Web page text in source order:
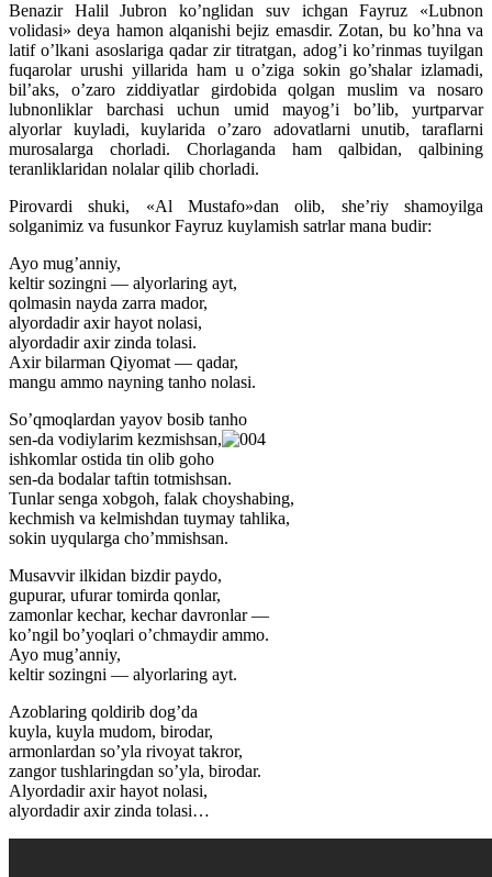
Benazir Halil Jubron ko’nglidan suv ichgan Fayruz «Lubnon
volidasi» deya hamon alqanishi bejiz emasdir. Zotan, bu ko’hna va
latif o’lkani asoslariga qadar zir titratgan, adog’i ko’rinmas tuyilgan
fuqarolar urushi yillarida ham u o’ziga sokin go’shalar izlamadi,
bil’aks, o’zaro ziddiyatlar girdobida qolgan muslim va nosaro
lubnonliklar barchasi uchun umid mayog’i bo’lib, yurtparvar
alyorlar kuyladi, kuylarida o’zaro adovatlarni unutib, taraflarni
murosalarga chorladi. Chorlaganda ham qalbidan, qalbining
teranliklaridan nolalar qilib chorladi.
Pirovardi shuki, «Al Mustafo»dan olib, she’riy shamoyilga
solganimiz va fusunkor Fayruz kuylamish satrlar mana budir:
Ayo mug’anniy,
keltir sozingni — alyorlaring ayt,
qolmasin nayda zarra mador,
alyordadir axir hayot nolasi,
alyordadir axir zinda tolasi.
Axir bilarman Qiyomat — qadar,
mangu ammo nayning tanho nolasi.
So’qmoqlardan yayov bosib tanho
sen-da vodiylarim kezmishsan,
ishkomlar ostida tin olib goho
sen-da bodalar taftin totmishsan.
Tunlar senga xobgoh, falak choyshabing,
kechmish va kelmishdan tuymay tahlika,
sokin uyqularga cho’mmishsan.
Musavvir ilkidan bizdir paydo,
gupurar, ufurar tomirda qonlar,
zamonlar kechar, kechar davronlar —
ko’ngil bo’yoqlari o’chmaydir ammo.
Ayo mug’anniy,
keltir sozingni — alyorlaring ayt.
Azoblaring qoldirib dog’da
kuyla, kuyla mudom, birodar,
armonlardan so’yla rivoyat takror,
zangor tushlaringdan so’yla, birodar.
Alyordadir axir hayot nolasi,
alyordadir axir zinda tolasi…